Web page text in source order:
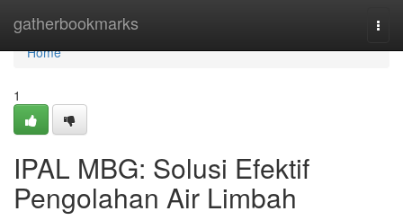
gatherbookmarks
Home
Home
1
IPAL MBG: Solusi Efektif
Pengolahan Air Limbah